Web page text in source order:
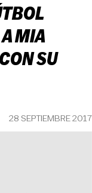
MIA
SU
28 SEPTIEMBRE 2017